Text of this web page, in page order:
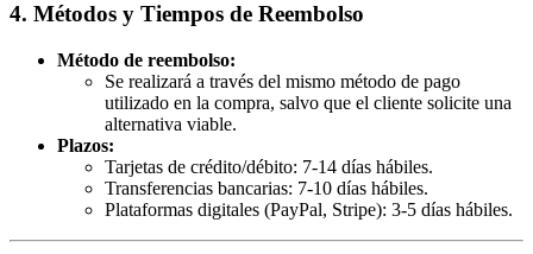
4. Métodos y Tiempos de Reembolso
Método de reembolso:
Se realizará a través del mismo método de pago
utilizado en la compra, salvo que el cliente solicite una
alternativa viable.
Plazos:
Tarjetas de crédito/débito: 7-14 días hábiles.
Transferencias bancarias: 7-10 días hábiles.
Plataformas digitales (PayPal, Stripe): 3-5 días hábiles.